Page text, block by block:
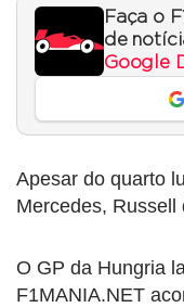
Faça o
de
Google
Apesar do quarto
Mercedes, Russell
O GP da Hungria
F1MANIA.NET